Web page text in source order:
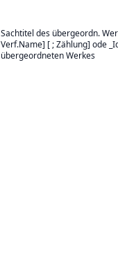
Sachtitel des übergeordn.
Verf.Name] [ ; Zählung] ode
übergeordneten Werkes